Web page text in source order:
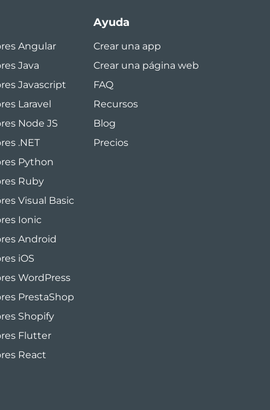
Angular
Java
Javascript
Laravel
Node JS
.NET
Python
Ruby
Visual Basic
Ionic
Android
iOS
WordPress
PrestaShop
Shopify
Flutter
React
Ayuda
Crear una app
Crear una página web
FAQ
Recursos
Blog
Precios